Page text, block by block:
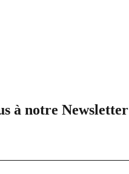
à notre Newsletter